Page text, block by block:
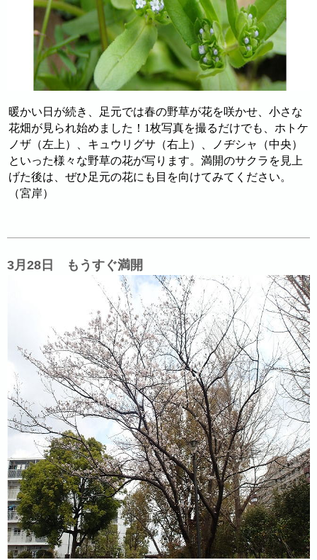
暖かい日が続き、足元では春の野草が花を咲かせ、小さな
花畑が見られ始めました！1枚写真を撮るだけでも、ホトケ
ノザ（左上）、キュウリグサ（右上）、ノヂシャ（中央）
といった様々な野草の花が写ります。満開のサクラを見上
げた後は、ぜひ足元の花にも目を向けてみてください。
（宮岸）
3月28日 もうすぐ満開